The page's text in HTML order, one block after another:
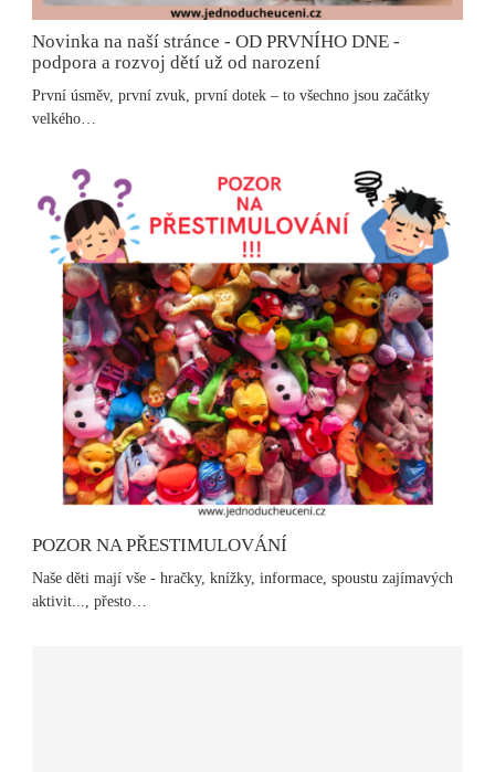
Novinka na naší stránce - OD PRVNÍHO DNE -
podpora a rozvoj dětí už od narození
První úsměv, první zvuk, první dotek – to všechno jsou začátky
velkého…
POZOR NA PŘESTIMULOVÁNÍ
Naše děti mají vše - hračky, knížky, informace, spoustu zajímavých
aktivit..., přesto…